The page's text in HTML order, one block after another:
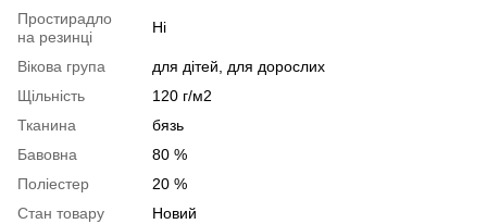
Простирадло
на резинці
Ні
Вікова група
для дітей, для дорослих
Щільність
120 г/м2
Тканина
бязь
Бавовна
80 %
Поліестер
20 %
Стан товару
Новий